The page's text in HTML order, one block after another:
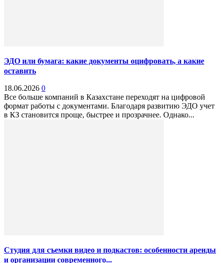
ЭДО или бумага: какие документы оцифровать, а какие
оставить
18.06.2026 0
Все больше компаний в Казахстане переходят на цифровой
формат работы с документами. Благодаря развитию ЭДО учет
в КЗ становится проще, быстрее и прозрачнее. Однако...
Студия для съемки видео и подкастов: особенности аренды
и организации современного...